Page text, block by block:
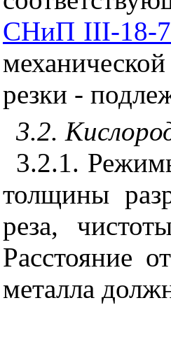
СНиП III-18-
резки -
3.2.
3.2.1.
толщины
реза,
Расстояние
металла